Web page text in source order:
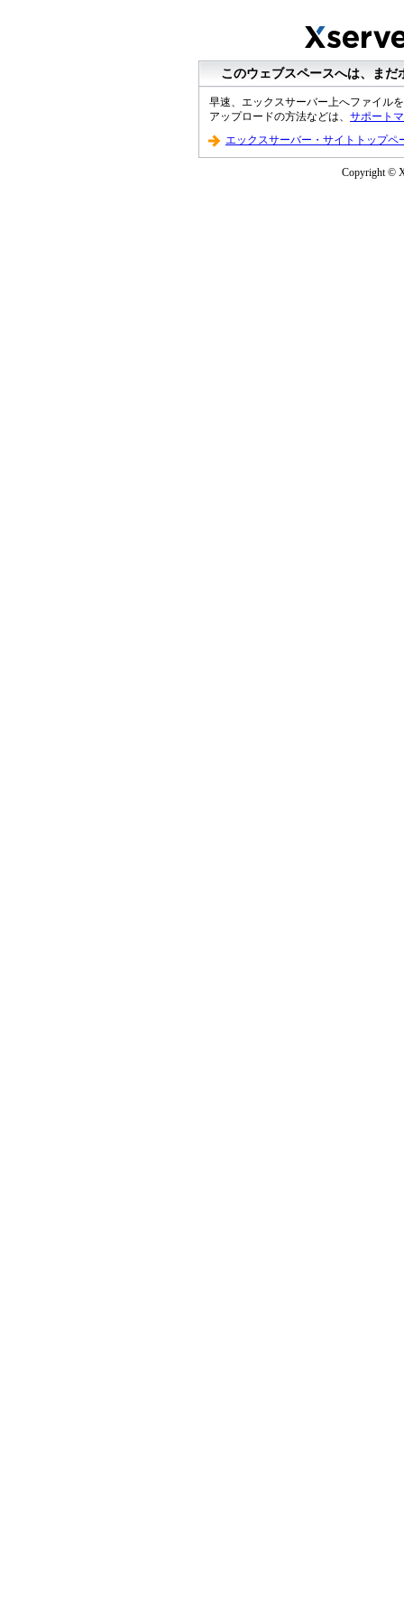
このウェブスペースへは、ま
早速、エックスサーバー上へファイル
アップロードの方法などは、 サポート
エックスサーバー・サイトトップペ
Copyright ©